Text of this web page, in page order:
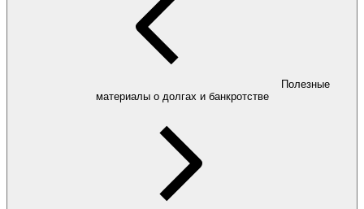
Полезные
материалы о долгах и банкротстве